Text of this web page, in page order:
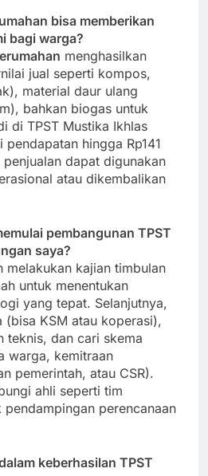
bisa memberikan
bagi warga?
menghasilkan
jual seperti kompos,
material daur ulang
bahkan biogas untuk
di TPST Mustika Ikhlas
hingga Rp141
penjualan dapat digunakan
atau dikembalikan
pembangunan TPST
saya?
melakukan kajian timbulan
untuk menentukan
yang tepat. Selanjutnya,
(bisa KSM atau koperasi),
teknis, dan cari skema
warga, kemitraan
pemerintah, atau CSR).
ahli seperti tim
pendampingan perencanaan
keberhasilan TPST